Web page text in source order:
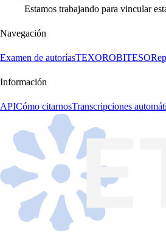
Estamos trabajando para vincular
Navegación
Examen de autoríasTEXOROBITESO
Información
APICómo citarnosTranscripciones